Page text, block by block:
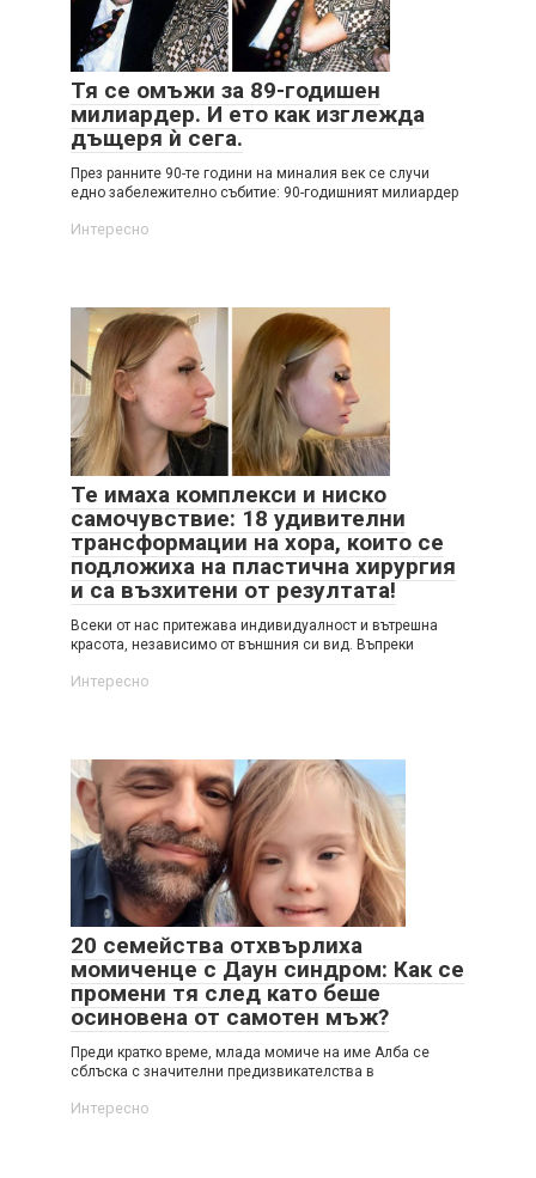
Тя се омъжи за 89-годишен
милиардер. И ето как изглежда
дъщеря ѝ сега.
През ранните 90-те години на миналия век се случи
едно забележително събитие: 90-годишният милиардер
Интересно
Те имаха комплекси и ниско
самочувствие: 18 удивителни
трансформации на хора, които се
подложиха на пластична хирургия
и са възхитени от резултата!
Всеки от нас притежава индивидуалност и вътрешна
красота, независимо от външния си вид. Въпреки
Интересно
20 семейства отхвърлиха
момиченце с Даун синдром: Как се
промени тя след като беше
осиновена от самотен мъж?
Преди кратко време, млада момиче на име Алба се
сблъска с значителни предизвикателства в
Интересно